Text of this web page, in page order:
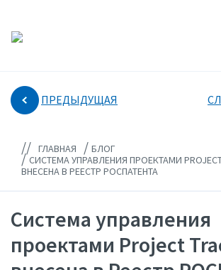
ПРЕДЫДУЩАЯ
// ГЛАВНАЯ / БЛОГ
/СИСТЕМА УПРАВЛЕНИЯ ПРОЕКТАМИ PROJECT
ВНЕСЕНА В РЕЕСТР РОСПАТЕНТА
Система управления
проектами Project